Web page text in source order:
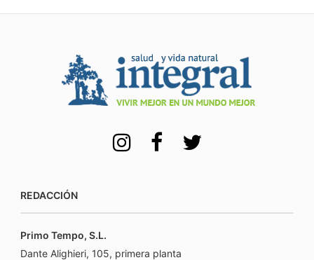
REDACCIÓN
Primo Tempo, S.L.
Dante Alighieri, 105, primera planta